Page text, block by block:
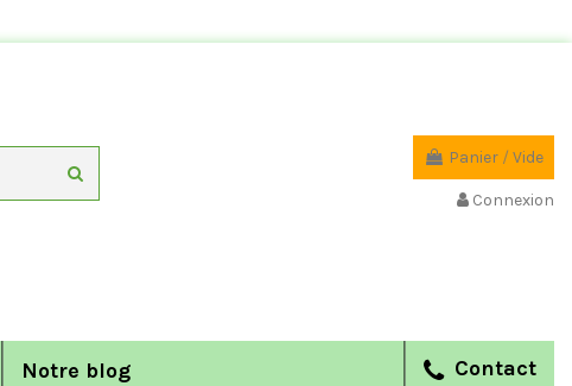
Panier / Vide
Connexion
Contact
Notre blog